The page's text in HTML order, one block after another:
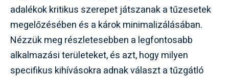
adalékok kritikus szerepet játszanak a tűzesetek
megelőzésében és a károk minimalizálásában.
Nézzük meg részletesebben a legfontosabb
alkalmazási területeket, és azt, hogy milyen
specifikus kihívásokra adnak választ a tűzgátló